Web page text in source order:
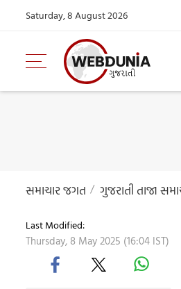
Saturday, 8 August 2026
સમાચાર જગત ગુજરાતી તાજા
Last Modified:
Thursday, 8 May 2025 (16:04 IST)